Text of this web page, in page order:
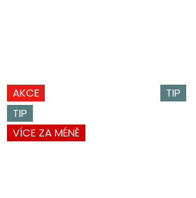
AKCE
TIP
VÍCE ZA MÉNĚ
TIP